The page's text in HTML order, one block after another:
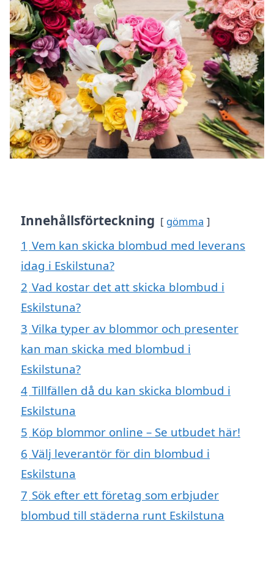
Innehållsförteckning gömma
1 Vem kan skicka blombud med leverans
idag i Eskilstuna?
2 Vad kostar det att skicka blombud i
Eskilstuna?
3 Vilka typer av blommor och presenter
kan man skicka med blombud i
Eskilstuna?
4 Tillfällen då du kan skicka blombud i
Eskilstuna
5 Köp blommor online – Se utbudet här!
6 Välj leverantör för din blombud i
Eskilstuna
7 Sök efter ett företag som erbjuder
blombud till städerna runt Eskilstuna